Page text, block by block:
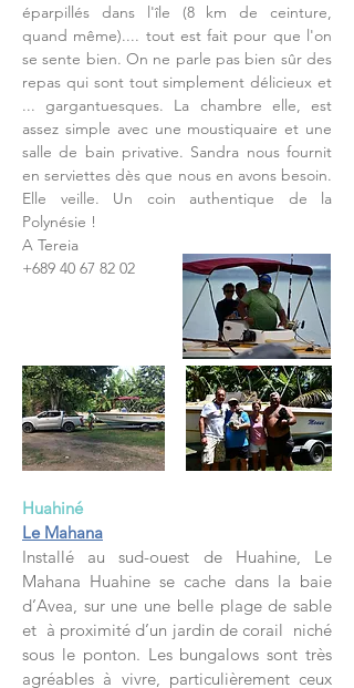
éparpillés dans l'île (8 km de ceinture,
quand même).... tout est fait pour que l'on
se sente bien. On ne parle pas bien sûr des
repas qui sont tout simplement délicieux et
... gargantuesques. La chambre elle, est
assez simple avec une moustiquaire et une
salle de bain privative. Sandra nous fournit
en serviettes dès que nous en avons besoin.
Elle veille. Un coin authentique de la
Polynésie !
A Tereia
+689 40 67 82 02
Huahiné
Le Mahana
Installé au sud-ouest de Huahine, Le
Mahana Huahine se cache dans la baie
d’Avea, sur une une belle plage de sable
et à proximité d’un jardin de corail niché
sous le ponton. Les bungalows sont très
agréables à vivre, particulièrement ceux